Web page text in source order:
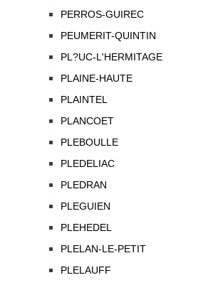
PERROS-GUIREC
PEUMERIT-QUINTIN
PL?UC-L'HERMITAGE
PLAINE-HAUTE
PLAINTEL
PLANCOET
PLEBOULLE
PLEDELIAC
PLEDRAN
PLEGUIEN
PLEHEDEL
PLELAN-LE-PETIT
PLELAUFF